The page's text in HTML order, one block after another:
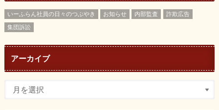
いーふらん社員の日々のつぶやき お知らせ 内部監査
詐欺広告
集団訴訟
アーカイブ